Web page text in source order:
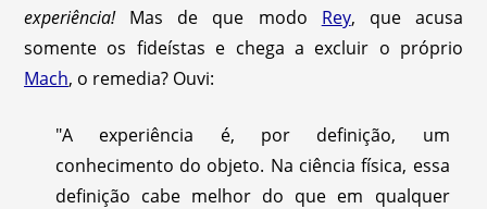
experiência!Mas de que modo Rey, que acusa
somente os fideístas e chega a excluir o próprio
Mach, o remedia? Ouvi:
"A experiência é, por definição, um
conhecimento do objeto. Na ciência física, essa
definição cabe melhor do que em qualquer